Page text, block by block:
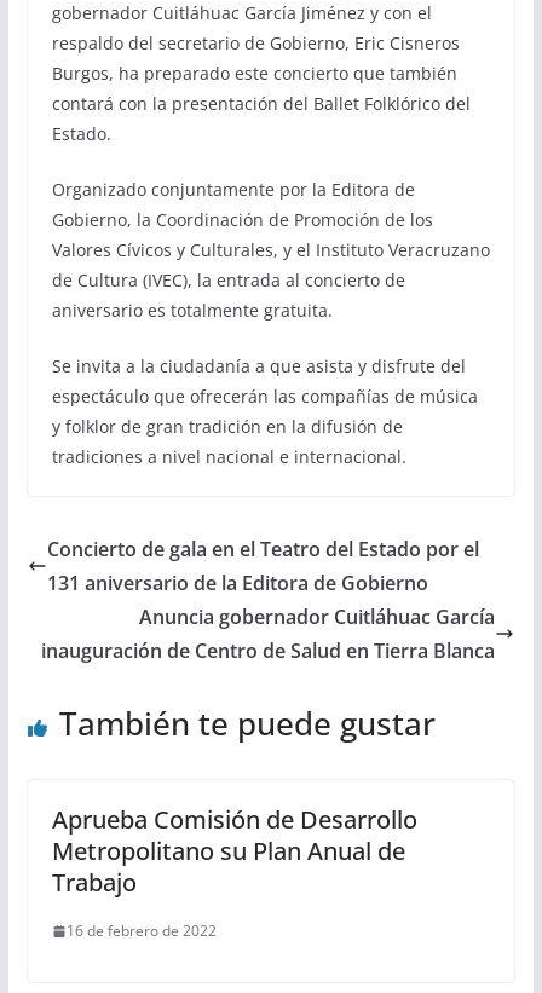
gobernador Cuitláhuac García Jiménez y con el
respaldo del secretario de Gobierno, Eric Cisneros
Burgos, ha preparado este concierto que también
contará con la presentación del Ballet Folklórico del
Estado.
Organizado conjuntamente por la Editora de
Gobierno, la Coordinación de Promoción de los
Valores Cívicos y Culturales, y el Instituto Veracruzano
de Cultura (IVEC), la entrada al concierto de
aniversario es totalmente gratuita.
Se invita a la ciudadanía a que asista y disfrute del
espectáculo que ofrecerán las compañías de música
y folklor de gran tradición en la difusión de
tradiciones a nivel nacional e internacional.
Concierto de gala en el Teatro del Estado por el
131 aniversario de la Editora de Gobierno
Anuncia gobernador Cuitláhuac García
inauguración de Centro de Salud en Tierra Blanca
También te puede gustar
Aprueba Comisión de Desarrollo
Metropolitano su Plan Anual de
Trabajo
16 de febrero de 2022